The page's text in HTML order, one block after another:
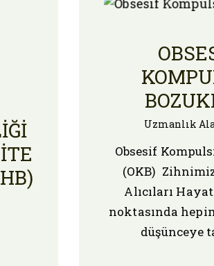
Uzmanlık
Obsesif
(OKB)
Alıcıları
noktasında
düşünceye